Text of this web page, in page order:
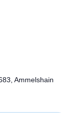
Ammelshain